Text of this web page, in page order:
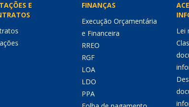
E
FINANÇAS
Execução Orçamentária
e Financeira
RREO
RGF
LOA
LDO
PPA
Lei